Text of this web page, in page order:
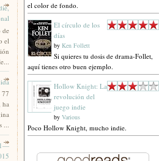
de
el
77
ha
...
el color de fondo.
El círculo de los
días
by Ken Follett
Si quieres tu dosis de drama-Follet,
aquí tienes otro buen ejemplo.
Hollow Knight: La
revolución del
juego indie
by Various
Poco Hollow Knight, mucho indie.